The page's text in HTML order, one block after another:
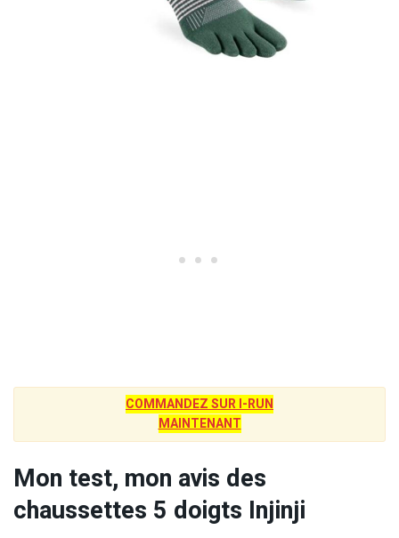
COMMANDEZ SUR I-RUN
MAINTENANT
Mon test, mon avis des
chaussettes 5 doigts Injinji